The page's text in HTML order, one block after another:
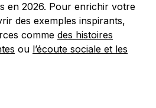
en 2026. Pour enrichir votre
des exemples inspirants,
comme des histoires
ou l’écoute sociale et les